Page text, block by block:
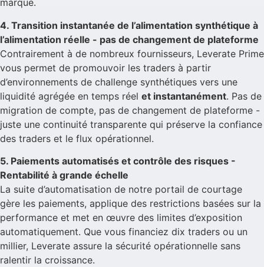
marque.
4. Transition instantanée de l’alimentation synthétique à
l’alimentation réelle - pas de changement de plateforme
Contrairement à de nombreux fournisseurs, Leverate Prime
vous permet de promouvoir les traders à partir
d’environnements de challenge synthétiques vers une
liquidité agrégée en temps réel et instantanément. Pas de
migration de compte, pas de changement de plateforme -
juste une continuité transparente qui préserve la confiance
des traders et le flux opérationnel.
5. Paiements automatisés et contrôle des risques -
Rentabilité à grande échelle
La suite d’automatisation de notre portail de courtage
gère les paiements, applique des restrictions basées sur la
performance et met en œuvre des limites d’exposition
automatiquement. Que vous financiez dix traders ou un
millier, Leverate assure la sécurité opérationnelle sans
ralentir la croissance.